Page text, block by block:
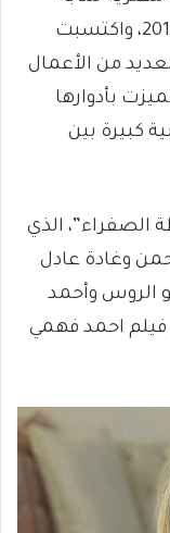
واعدة، بدأت مشوارها الفني في عام 2012، واكتسبت
من الأعمال
بأدوارها
كبيرة بين
الصفراء”، الذي
وغادة عادل
الروس وأحمد
احمد فهمي